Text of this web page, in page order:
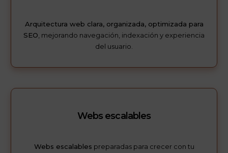
Arquitectura web clara, organizada, optimizada para
SEO, mejorando navegación, indexación y experiencia
del usuario.
Webs escalables
Webs escalables preparadas para crecer con tu